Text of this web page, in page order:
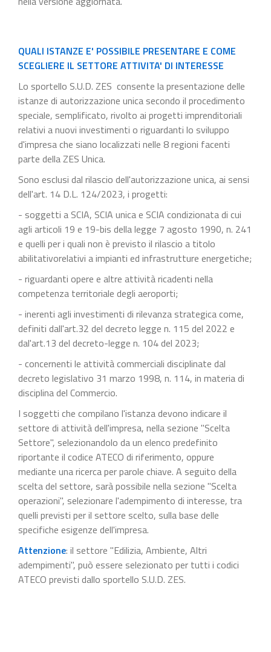
QUALI ISTANZE E' POSSIBILE PRESENTARE E COME
SCEGLIERE IL SETTORE ATTIVITA' DI INTERESSE
Lo sportello S.U.D. ZES consente la presentazione delle
istanze di autorizzazione unica secondo il procedimento
speciale, semplificato, rivolto ai progetti imprenditoriali
relativi a nuovi investimenti o riguardanti lo sviluppo
d'impresa che siano localizzati nelle 8 regioni facenti
parte della ZES Unica.
Sono esclusi dal rilascio dell'autorizzazione unica, ai sensi
dell'art. 14 D.L. 124/2023, i progetti:
- soggetti a SCIA, SCIA unica e SCIA condizionata di cui
agli articoli 19 e 19-bis della legge 7 agosto 1990, n. 241
e quelli per i quali non è previsto il rilascio a titolo
abilitativorelativi a impianti ed infrastrutture energetiche;
- riguardanti opere e altre attività ricadenti nella
competenza territoriale degli aeroporti;
- inerenti agli investimenti di rilevanza strategica come,
definiti dall'art.32 del decreto legge n. 115 del 2022 e
dal'art.13 del decreto-legge n. 104 del 2023;
- concernenti le attività commerciali disciplinate dal
decreto legislativo 31 marzo 1998, n. 114, in materia di
disciplina del Commercio.
I soggetti che compilano l'istanza devono indicare il
settore di attività dell'impresa, nella sezione "Scelta
Settore", selezionandolo da un elenco predefinito
riportante il codice ATECO di riferimento, oppure
mediante una ricerca per parole chiave. A seguito della
scelta del settore, sarà possibile nella sezione "Scelta
operazioni", selezionare l'adempimento di interesse, tra
quelli previsti per il settore scelto, sulla base delle
specifiche esigenze dell'impresa.
Attenzione: il settore "Edilizia, Ambiente, Altri
adempimenti", può essere selezionato per tutti i codici
ATECO previsti dallo sportello S.U.D. ZES.